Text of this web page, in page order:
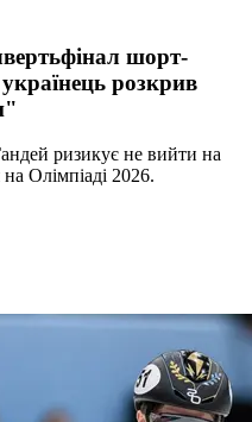
шорт-
розкрив
ризикує не вийти на
Олімпіаді 2026.